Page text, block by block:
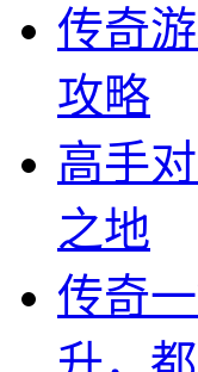
传奇
攻略
高手
之地
传奇